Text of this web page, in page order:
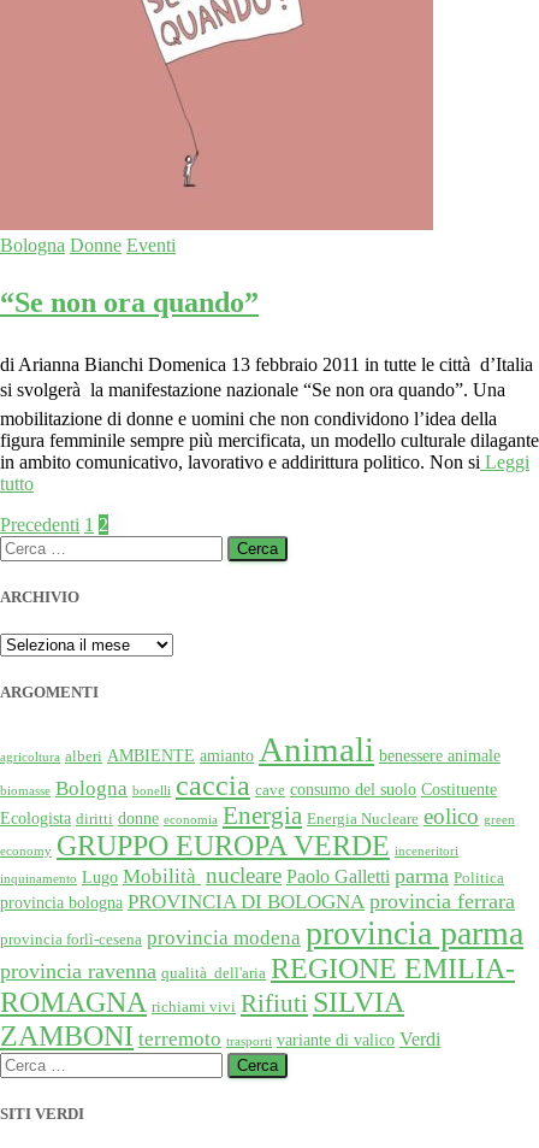
Bologna Donne Eventi
“Se non ora quando”
di Arianna Bianchi Domenica 13 febbraio 2011 in tutte le città d’Italia
si svolgerà la manifestazione nazionale “Se non ora quando”. Una
mobilitazione di donne e uomini che non condividono l’idea della
figura femminile sempre più mercificata, un modello culturale dilagante
in ambito comunicativo, lavorativo e addirittura politico. Non si Leggi
tutto
Paginazione
degli
articoli
Precedenti 1 2
Ricerca
per:
ARCHIVIO
ARCHIVIO
ARGOMENTI
agricoltura alberi AMBIENTE amianto Animali benessere animale
biomasse Bologna bonelli caccia cave consumo del suolo Costituente
Ecologista diritti donne economia Energia Energia Nucleare eolico green
economy GRUPPO EUROPA VERDE inceneritori
inquinamento Lugo Mobilità nucleare Paolo Galletti parma Politica
provincia bologna PROVINCIA DI BOLOGNA provincia ferrara
provincia forlì-cesena provincia modena provincia parma
provincia ravenna qualità dell'aria REGIONE EMILIA-
ROMAGNA richiami vivi Rifiuti SILVIA
ZAMBONI terremoto trasporti variante di valico Verdi
Ricerca
per:
SITI VERDI